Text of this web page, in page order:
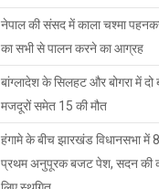
नेपाल की संसद में काला चश्मा
का सभी से पालन करने का आग्रह
बांग्लादेश के सिलहट और बोगरा में दो
मजदूरों समेत 15 की मौत
हंगामे के बीच झारखंड विधानसभा
प्रथम अनुपूरक बजट पेश, सदन की